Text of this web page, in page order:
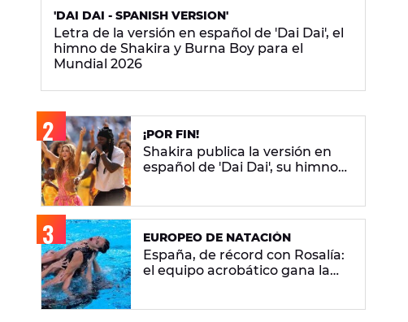
'DAI DAI - SPANISH VERSION'
Letra de la versión en español de 'Dai Dai', el
himno de Shakira y Burna Boy para el
Mundial 2026
¡POR FIN!
Shakira publica la versión en
español de 'Dai Dai', su himno
EUROPEO DE NATACIÓN
España, de récord con Rosalía:
el equipo acrobático gana la